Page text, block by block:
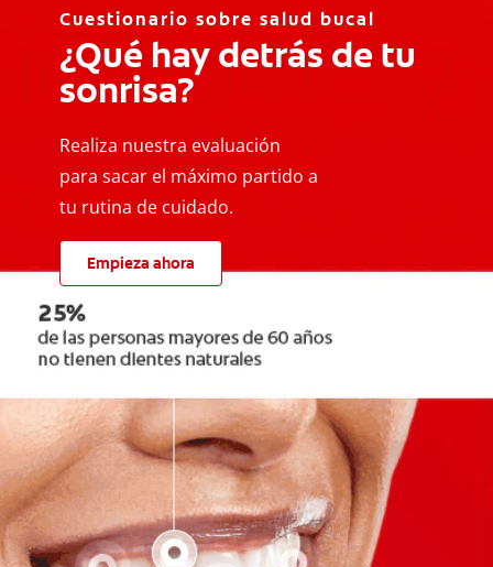
Cuestionario sobre salud bucal
¿Qué hay detrás de tu
sonrisa?
Realiza nuestra evaluación
para sacar el máximo partido a
tu rutina de cuidado.
Empieza ahora